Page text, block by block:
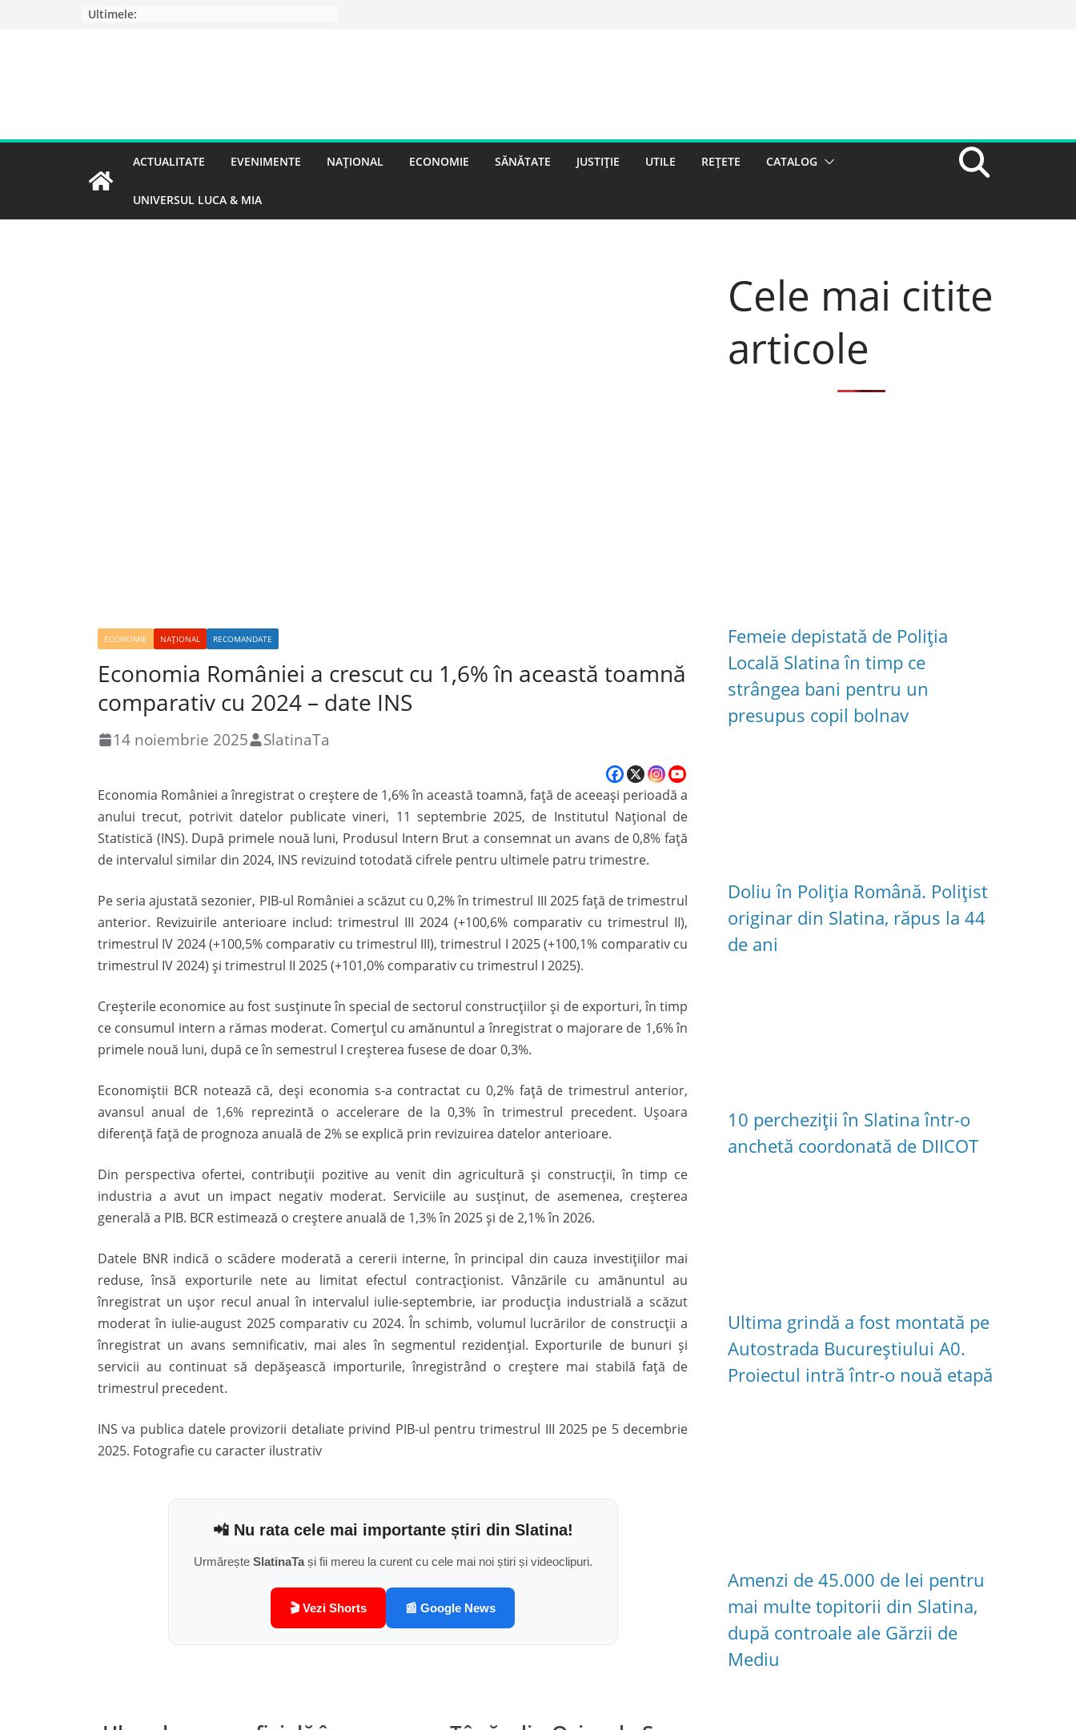
Ultimele:
ACTUALITATE EVENIMENTE NAȚIONAL ECONOMIE SĂNĂTATE JUSTIȚIE UTILE REȚETE CATALOG
UNIVERSUL LUCA & MIA
ECONOMIE NAȚIONAL RECOMANDATE
Economia României a crescut cu 1,6% în această toamnă
comparativ cu 2024 – date INS
14 noiembrie 2025 SlatinaTa
Economia României a înregistrat o creștere de 1,6% în această toamnă, față de aceeași perioadă a
anului trecut, potrivit datelor publicate vineri, 11 septembrie 2025, de Institutul Național de
Statistică (INS). După primele nouă luni, Produsul Intern Brut a consemnat un avans de 0,8% față
de intervalul similar din 2024, INS revizuind totodată cifrele pentru ultimele patru trimestre.
Pe seria ajustată sezonier, PIB-ul României a scăzut cu 0,2% în trimestrul III 2025 față de trimestrul
anterior. Revizuirile anterioare includ: trimestrul III 2024 (+100,6% comparativ cu trimestrul II),
trimestrul IV 2024 (+100,5% comparativ cu trimestrul III), trimestrul I 2025 (+100,1% comparativ cu
trimestrul IV 2024) și trimestrul II 2025 (+101,0% comparativ cu trimestrul I 2025).
Creșterile economice au fost susținute în special de sectorul construcțiilor și de exporturi, în timp
ce consumul intern a rămas moderat. Comerțul cu amănuntul a înregistrat o majorare de 1,6% în
primele nouă luni, după ce în semestrul I creșterea fusese de doar 0,3%.
Economiștii BCR notează că, deși economia s-a contractat cu 0,2% față de trimestrul anterior,
avansul anual de 1,6% reprezintă o accelerare de la 0,3% în trimestrul precedent. Ușoara
diferență față de prognoza anuală de 2% se explică prin revizuirea datelor anterioare.
Din perspectiva ofertei, contribuții pozitive au venit din agricultură și construcții, în timp ce
industria a avut un impact negativ moderat. Serviciile au susținut, de asemenea, creșterea
generală a PIB. BCR estimează o creștere anuală de 1,3% în 2025 și de 2,1% în 2026.
Datele BNR indică o scădere moderată a cererii interne, în principal din cauza investițiilor mai
reduse, însă exporturile nete au limitat efectul contracționist. Vânzările cu amănuntul au
înregistrat un ușor recul anual în intervalul iulie-septembrie, iar producția industrială a scăzut
moderat în iulie-august 2025 comparativ cu 2024. În schimb, volumul lucrărilor de construcții a
înregistrat un avans semnificativ, mai ales în segmentul rezidențial. Exporturile de bunuri și
servicii au continuat să depășească importurile, înregistrând o creștere mai stabilă față de
trimestrul precedent.
INS va publica datele provizorii detaliate privind PIB-ul pentru trimestrul III 2025 pe 5 decembrie
2025. Fotografie cu caracter ilustrativ
📲 Nu rata cele mai importante știri din Slatina!
Urmărește SlatinaTași fii mereu la curent cu cele mai noi știri și videoclipuri.
🎬 Vezi Shorts 📰 Google News
Cele mai citite
articole
Femeie depistată de Poliția
Locală Slatina în timp ce
strângea bani pentru un
presupus copil bolnav
Doliu în Poliția Română. Polițist
originar din Slatina, răpus la 44
de ani
10 percheziții în Slatina într-o
anchetă coordonată de DIICOT
Ultima grindă a fost montată pe
Autostrada Bucureștiului A0.
Proiectul intră într-o nouă etapă
Amenzi de 45.000 de lei pentru
mai multe topitorii din Slatina,
după controale ale Gărzii de
Mediu